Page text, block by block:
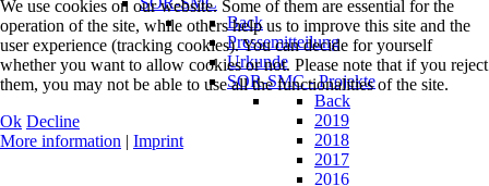
Back
Pressemitteilung
Urkunde
SOR-SMC - Projekte
Back
2019
2018
2017
2016
We use cookies on our website. Some of them are essential for the
operation of the site, while others help us to improve this site and the
user experience (tracking cookies). You can decide for yourself
whether you want to allow cookies or not. Please note that if you reject
them, you may not be able to use all the functionalities of the site.
Ok Decline
More information | Imprint